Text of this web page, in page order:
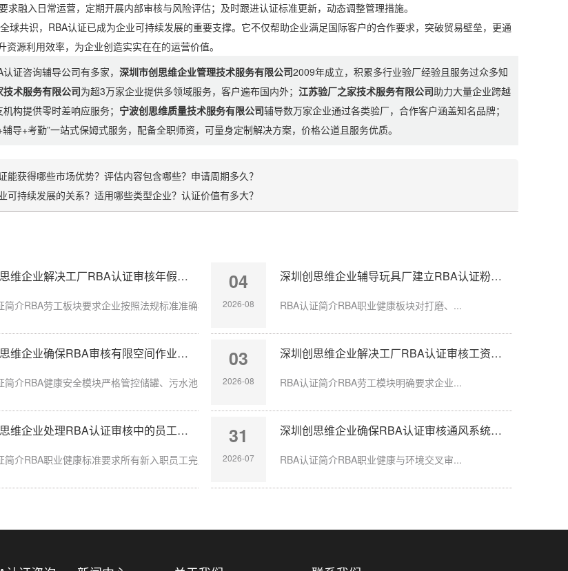
入日常运营，定期开展内部审核与风险评估；及时跟进认证标准更新，动态调整管理措施。
共识，RBA认证已成为企业可持续发展的重要支撑。它不仅帮助企业满足国际客户的合作要求，突破贸易壁垒，更通
源利用效率，为企业创造实实在在的运营价值。
证咨询辅导公司有多家，深圳市创思维企业管理技术服务有限公司2009年成立，积累多行业验厂经验且服务过众多知
术服务有限公司为超3万家企业提供多领域服务，客户遍布国内外；江苏验厂之家技术服务有限公司助力大量企业跨越
构提供零时差响应服务； 宁波创思维质量技术服务有限公司辅导数万家企业通过各类验厂，合作客户涵盖知名品牌；
辅导+考勤”一站式保姆式服务，配备全职师资，可量身定制解决方案，价格公道且服务优质。
能获得哪些市场优势？评估内容包含哪些？申请周期多久？
可持续发展的关系？适用哪些类型企业？认证价值有多大？
深圳创思维企业解决工厂RBA认证审核年假计算不准确
简介RBA劳工板块要求企业按照法规标准准确核算员工带薪年假，工龄认定、...
深圳创思维企业确保RBA审核有限空间作业安全达标
简介RBA健康安全模块严格管控储罐、污水池、地下管沟等有限空间作业，通...
深圳创思维企业处理RBA认证审核中的员工入职体检缺失
简介RBA职业健康标准要求所有新入职员工完成岗前体检，涉粉尘、化学品、...
04
2026-08
深圳创思维企业辅导玩具厂建立RBA认证粉尘防护体系
RBA认证简介RBA职业健康板块对打磨、...
03
2026-08
深圳创思维企业解决工厂RBA认证审核工资发放延迟问题
RBA认证简介RBA劳工模块明确要求企业...
31
2026-07
深圳创思维企业确保RBA认证审核通风系统运行记录完整
RBA认证简介RBA职业健康与环境交叉审...